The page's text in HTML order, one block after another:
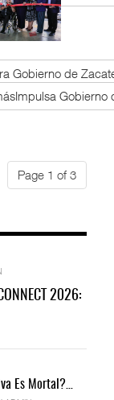
Gobierno de
Gobierno
Page 1 of 3
2026:
Es Mortal?…